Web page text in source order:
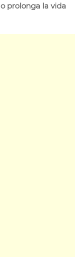
prolonga la vida